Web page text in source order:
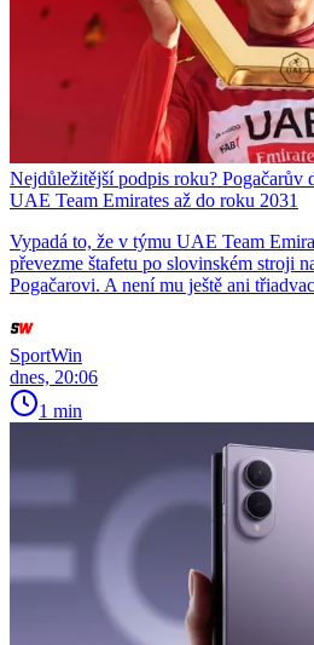
Nejdůležitější podpis roku? Pogačarův
UAE Team Emirates až do roku 2031
Vypadá to, že v týmu UAE Team
převezme štafetu po slovinském stroji
Pogačarovi. A není mu ještě ani
SportWin
dnes, 20:06
1 min